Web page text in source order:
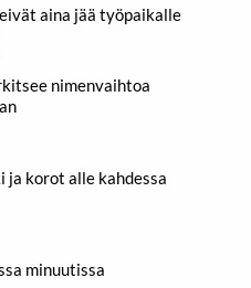
aina jää työpaikalle
nimenvaihtoa
ja korot alle kahdessa
minuutissa